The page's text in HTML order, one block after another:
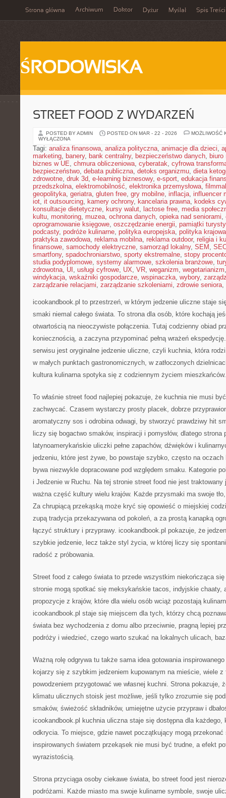
Strona główna Archiwum Doktor Dyżur Myślał Spis Treści
ŚRODOWISKA
STREET FOOD Z WYDARZEŃ
POSTED BY ADMIN POSTED ON MAR - 22 - 2026
MOŻLIWOŚĆ
WYŁĄCZONA
Tagi: analiza finansowa, analiza polityczna, animacje dla dzieci,
marketing, banery, bank centralny, bezpieczeństwo danych, biuro
biznes w UE, chmura obliczeniowa, cyberatak, cyfrowa
bezpieczeństwo, debata publiczna, detoks organizmu, dieta
zdrowotne, druk 3d, e-learning biznesowy, e-sport, edukacja
przedszkolna, elektromobilność, elektronika przemysłowa,
geopolityka, geriatra, gluten free, gry mobilne, inflacja, influencer
iot, it outsourcing, kamery ochrony, kancelaria prawna, kodeks
konsultacje dietetyczne, kursy walut, lactose free, media
kultu, monitoring, muzea, ochrona danych, opieka nad seniorami,
oprogramowanie księgowe, oszczędzanie energii, pamiątki
podcasty, podróże kulinarne, polityka europejska, polityka krajowa
praktyka zawodowa, reklama mobilna, reklama outdoor, religia i
finansowe, samochody elektryczne, samorząd lokalny, SEM ,
smartfony, spadochroniarstwo, sporty ekstremalne, stopy
studia podyplomowe, systemy alarmowe, szkolenia branżowe,
zdrowotna, UI , usługi cyfrowe, UX, VR, weganizm, wegetarianizm
windykacja, wskaźniki gospodarcze, wspinaczka, wybory,
zarządzanie relacjami, zarządzanie szkoleniami, zdrowie seniora,
icookandbook.pl to przestrzeń, w którym jedzenie uliczne staje
smaki niemal całego świata. To strona dla osób, które kochają
otwartością na nieoczywiste połączenia. Tutaj codzienny obiad
koniecznością, a zaczyna przypominać pełną wrażeń
serwisu jest oryginalne jedzenie uliczne, czyli kuchnia, która
w małych punktach gastronomicznych, w zatłoczonych
kultura kulinarna spotyka się z codziennym życiem mieszkańców.
To właśnie street food najlepiej pokazuje, że kuchnia nie musi
zachwycać. Czasem wystarczy prosty placek, dobrze
aromatyczny sos i odrobina odwagi, by stworzyć prawdziwy hit
liczy się bogactwo smaków, inspiracji i pomysłów, dlatego
latynoamerykańskie uliczki pełne zapachów, dźwięków i
jedzeniu, które jest żywe, bo powstaje szybko, często na oczach
bywa niezwykle dopracowane pod względem smaku. Kategorie
i Jedzenie w Ruchu. Na tej stronie street food nie jest
ważna część kultury wielu krajów. Każde przysmaki ma swoje
Za chrupiącą przekąską może kryć się opowieść o miejskiej
zupą tradycja przekazywana od pokoleń, a za prostą kanapką
łączyć struktury i przyprawy. icookandbook.pl pokazuje, że
szybkie jedzenie, lecz także styl życia, w której liczy się
radość z próbowania.
Street food z całego świata to przede wszystkim niekończąca
stronie mogą spotkać się meksykańskie tacos, indyjskie chaaty,
propozycje z krajów, które dla wielu osób wciąż pozostają
icookandbook.pl staje się miejscem dla tych, którzy chcą
świata bez wychodzenia z domu albo przeciwnie, pragną lepiej
podróży i wiedzieć, czego warto szukać na lokalnych ulicach,
Ważną rolę odgrywa tu także sama idea gotowania
kojarzy się z szybkim jedzeniem kupowanym na mieście, wiele
powodzeniem przygotować we własnej kuchni. Strona pokazuje,
klimatu ulicznych stoisk jest możliwe, jeśli tylko zrozumie się
smaków, świeżość składników, umiejętne użycie przypraw i
icookandbook.pl kuchnia uliczna staje się dostępna dla każdego,
odkrycia. To miejsce, gdzie nawet początkujący mogą
inspirowanych światem przekąsek nie musi być trudne, a efekt
wyrazistością.
Strona przyciąga osoby ciekawe świata, bo street food jest
podróżami. Każde miasto ma swoje kulinarne symbole, swoje